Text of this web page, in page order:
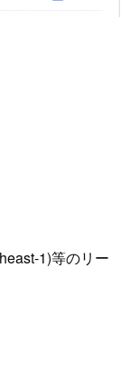
1)等のリー